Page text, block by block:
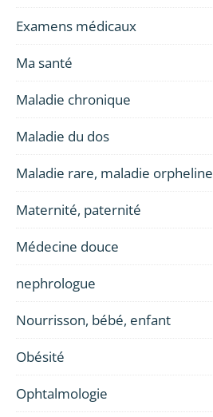
Examens médicaux
Ma santé
Maladie chronique
Maladie du dos
Maladie rare, maladie orpheline
Maternité, paternité
Médecine douce
nephrologue
Nourrisson, bébé, enfant
Obésité
Ophtalmologie